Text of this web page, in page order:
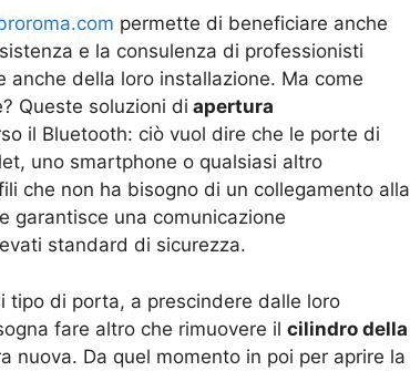
permette di beneficiare anche
e la consulenza di professionisti
della loro installazione. Ma come
Queste soluzioni di apertura
il Bluetooth: ciò vuol dire che le porte di
uno smartphone o qualsiasi altro
che non ha bisogno di un collegamento alla
garantisce una comunicazione
standard di sicurezza.
tipo di porta, a prescindere dalle loro
fare altro che rimuovere il cilindro della
nuova. Da quel momento in poi per aprire la